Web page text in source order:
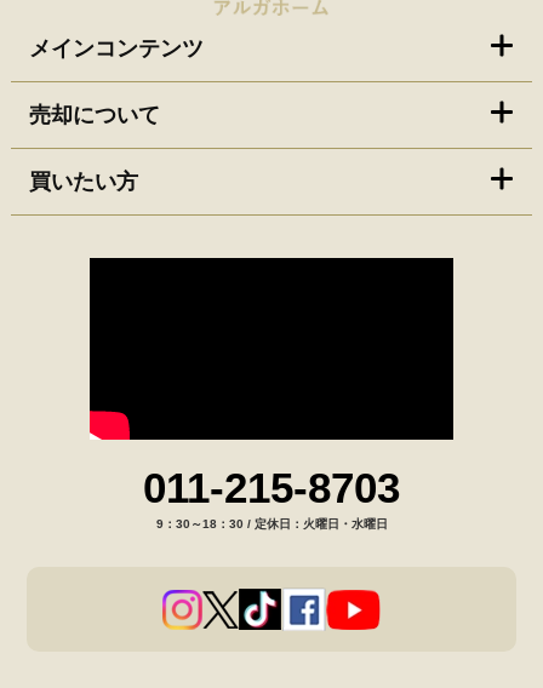
メインコンテンツ
売却について
買いたい方
011-215-8703
9：30～18：30 / 定休日：火曜日・水曜日